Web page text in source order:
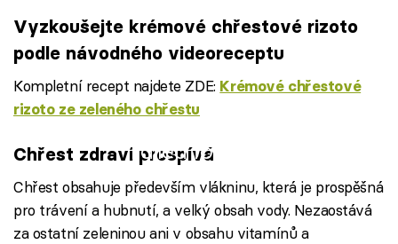
Vyzkoušejte krémové chřestové rizoto
podle návodného videoreceptu
Kompletní recept najdete ZDE: Krémové chřestové
rizoto ze zeleného chřestu
Failed to fetch
Chřest zdraví prospívá
Chřest obsahuje především vlákninu, která je prospěšná
pro trávení a hubnutí, a velký obsah vody. Nezaostává
za ostatní zeleninou ani v obsahu vitamínů a